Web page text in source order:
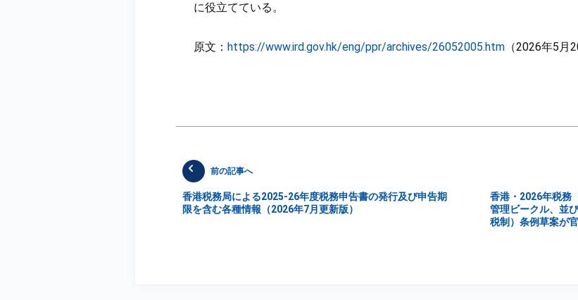
に役立てている。
原文：https://www.ird.gov.hk/eng/ppr/archives/26052005.htm （2026年5月
香港・2026年税務
管理ビークル、並
税制）条例草案が
前の記事へ
香港税務局による2025-26年度税務申告書の発行及び申告期
限を含む各種情報（2026年7月更新版）